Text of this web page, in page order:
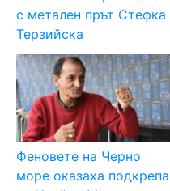
с метален прът Стефка
Терзийска
Феновете на Черно
море оказаха подкрепа